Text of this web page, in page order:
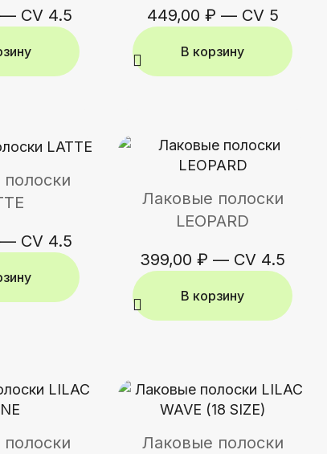
— CV 4.5
449,00 ₽ — CV 5
В корзину
— CV 4.5
Лаковые полоски
LEOPARD
399,00₽ — CV 4.5
В корзину
Лаковые полоски